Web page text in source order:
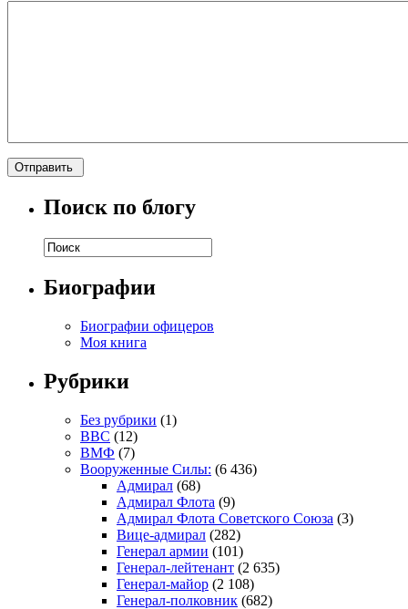
Поиск по блогу
Биографии
Биографии офицеров
Моя книга
Рубрики
Без рубрики (1)
ВВС (12)
ВМФ (7)
Вооруженные Силы: (6 436)
Адмирал (68)
Адмирал Флота (9)
Адмирал Флота Советского Союза (3)
Вице-адмирал (282)
Генерал армии (101)
Генерал-лейтенант (2 635)
Генерал-майор (2 108)
Генерал-полковник (682)